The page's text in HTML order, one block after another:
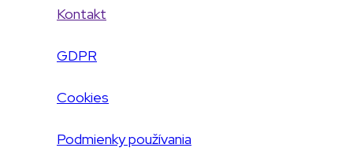
Kontakt
GDPR
Cookies
Podmienky používania